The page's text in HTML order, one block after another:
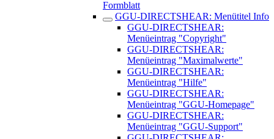
Formblatt
GGU-DIRECTSHEAR: Menütitel Info
GGU-DIRECTSHEAR:
Menüeintrag "Copyright"
GGU-DIRECTSHEAR:
Menüeintrag "Maximalwerte"
GGU-DIRECTSHEAR:
Menüeintrag "Hilfe"
GGU-DIRECTSHEAR:
Menüeintrag "GGU-Homepage"
GGU-DIRECTSHEAR:
Menüeintrag "GGU-Support"